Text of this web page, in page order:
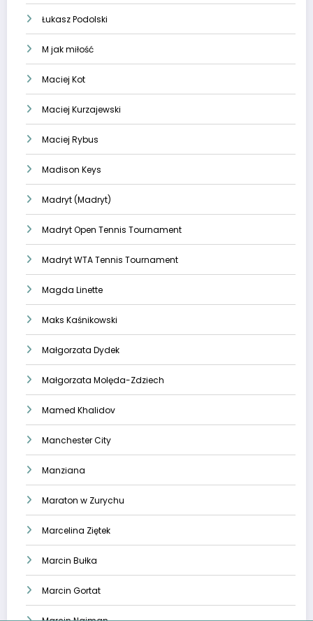
Łukasz Podolski
M jak miłość
Maciej Kot
Maciej Kurzajewski
Maciej Rybus
Madison Keys
Madryt (Madryt)
Madryt Open Tennis Tournament
Madryt WTA Tennis Tournament
Magda Linette
Maks Kaśnikowski
Małgorzata Dydek
Małgorzata Molęda-Zdziech
Mamed Khalidov
Manchester City
Manziana
Maraton w Zurychu
Marcelina Ziętek
Marcin Bułka
Marcin Gortat